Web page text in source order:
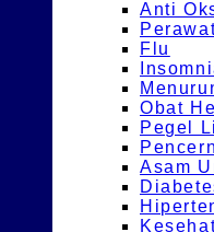
Anti
Flu
Obat
Pegel
Asam